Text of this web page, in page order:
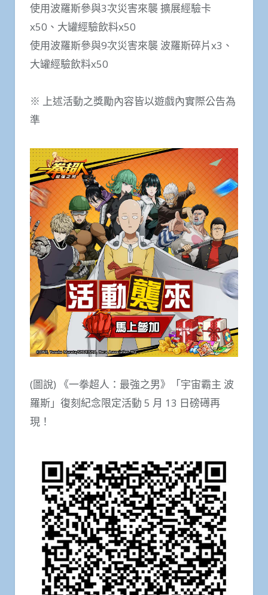
使用波羅斯參與3次災害來襲 擴展經驗卡
x50、大罐經驗飲料x50
使用波羅斯參與9次災害來襲 波羅斯碎片x3、
大罐經驗飲料x50
※ 上述活動之獎勵內容皆以遊戲內實際公告為
準
(圖說) 《一拳超人：最強之男》「宇宙霸主 波
羅斯」復刻紀念限定活動 5 月 13 日磅礡再
現！